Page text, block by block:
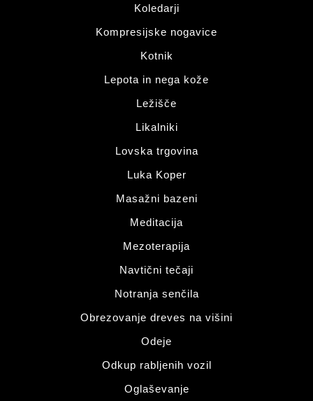
Koledarji
Kompresijske nogavice
Kotnik
Lepota in nega kože
Ležišče
Likalniki
Lovska trgovina
Luka Koper
Masažni bazeni
Meditacija
Mezoterapija
Navtični tečaji
Notranja senčila
Obrezovanje dreves na višini
Odeje
Odkup rabljenih vozil
Oglaševanje